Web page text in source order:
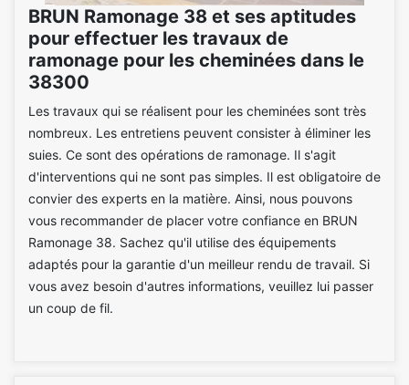
BRUN Ramonage 38 et ses aptitudes
pour effectuer les travaux de
ramonage pour les cheminées dans le
38300
Les travaux qui se réalisent pour les cheminées sont très
nombreux. Les entretiens peuvent consister à éliminer les
suies. Ce sont des opérations de ramonage. Il s'agit
d'interventions qui ne sont pas simples. Il est obligatoire de
convier des experts en la matière. Ainsi, nous pouvons
vous recommander de placer votre confiance en BRUN
Ramonage 38. Sachez qu'il utilise des équipements
adaptés pour la garantie d'un meilleur rendu de travail. Si
vous avez besoin d'autres informations, veuillez lui passer
un coup de fil.